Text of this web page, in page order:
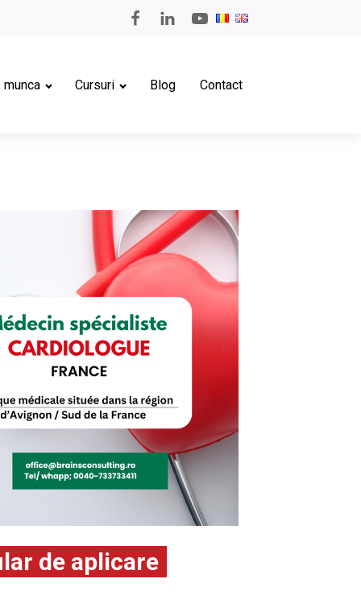
munca Cursuri Blog Contact
de aplicare